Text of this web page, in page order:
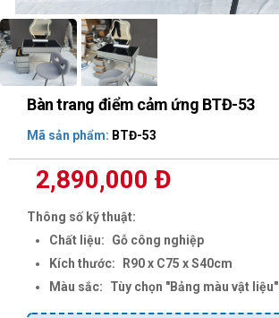
Bàn trang điểm cảm ứng BTĐ-53
Mã sản phẩm: BTĐ-53
2,890,000 Đ
Thông số kỹ thuật:
Chất liệu:
Gỗ công nghiệp
Kích thước:
R90 x C75 x S40cm
Màu sắc:
Tùy chọn "Bảng màu vật liệu"